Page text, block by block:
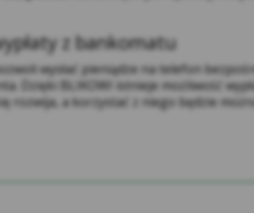
z bankomatu
wysłać pieniądze na telefon
Dzięki BLIKOWI istnieje możliwość
rozwija, a korzystać z niego będzie
uwagę Użytkownikom korzystającym z
że są oni samodzielnie odpowiedzialni
dających dostęp do osobistych części
dobrowolne udostępnianie